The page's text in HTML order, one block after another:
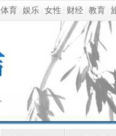
体育 娱乐 女性 财经 教育